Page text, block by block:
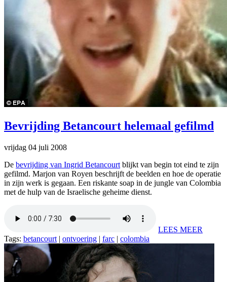
Bevrijding Betancourt helemaal gefilmd
vrijdag 04 juli 2008
De bevrijding van Ingrid Betancourt blijkt van begin tot eind te zijn
gefilmd. Marjon van Royen beschrijft de beelden en hoe de operatie
in zijn werk is gegaan. Een riskante soap in de jungle van Colombia
met de hulp van de Israelische geheime dienst.
LEES MEER
Tags: betancourt | ontvoering | farc | colombia